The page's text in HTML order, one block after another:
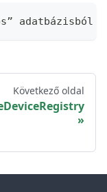
adatbázisból
Következő oldal